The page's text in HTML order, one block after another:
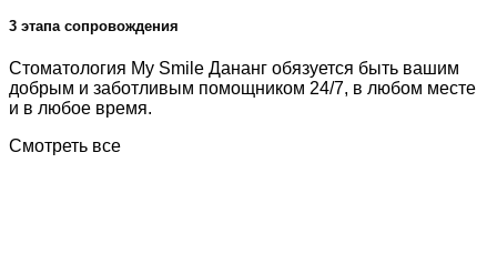
3 этапа сопровождения
Стоматология My Smile Дананг обязуется быть вашим
добрым и заботливым помощником 24/7, в любом месте
и в любое время.
Смотреть все